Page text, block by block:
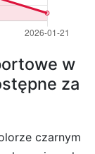
w
za
czarnym